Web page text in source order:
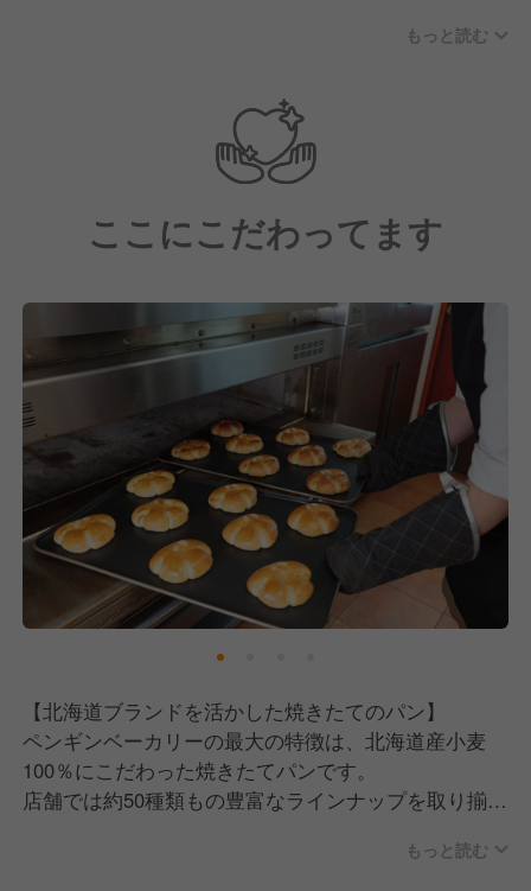
りみんなパンが好きな人たちばかりです！
職場の雰囲気は非常にアットホームで、店舗スタッフ
同士がコミュニケーションを取りながら、チームワー
クを大切に働いてくれています。
■パンが好きな方
もしかしたら当たり前のことかもしれませんが、私た
ちと仕事をしていく中でとても大切なことだと思いま
す。
好きだからこそ、商品も自信持ってお届けできます
し、お客様に魅力を伝えることができます。
■チームワークを大切にできる方
店舗スタッフ同士がコミュニケーションを取りなが
ら、助け合いの精神を持って働ける方を求めていま
一人で店舗運営をするのではなく、チーム全体で協力
し合いながらお店を作っていくことを大切にしていま
す。
■柔軟性のある方
当店では、1つの仕事をやり続けるわけではなく、時
間帯やシフト状況によって柔軟に動いていただきま
もっと読む
ここにこだわってます
【北海道ブランドを活かした焼きたてのパン】
ペンギンベーカリーの最大の特徴は、北海道産小麦
100％にこだわった焼きたてパンです。
店舗では約50種類もの豊富なラインナップを取り揃え
もっと読む